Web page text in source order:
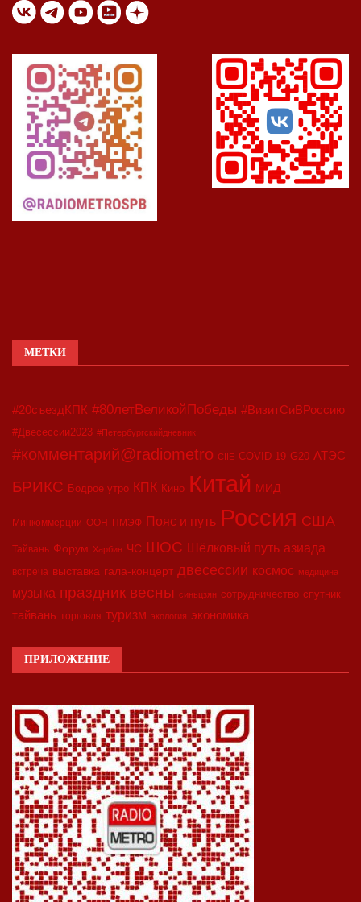
МЕТКИ
#20съездКПК #80летВеликойПобеды #ВизитСиВРоссию
#Двесессии2023 #Петербургскийдневник
#комментарий@radiometro CIIE COVID-19 G20 АТЭС
БРИКС Бодрое утро КПК Кино Китай МИД
Минкоммерции ООН ПМЭФ Пояс и путь Россия США
Тайвань Форум Харбин ЧС ШОС Шёлковый путь азиада
встреча выставка гала-концерт двесессии космос медицина
музыка праздник весны синьцзян сотрудничество спутник
тайвань торговля туризм экология экономика
ПРИЛОЖЕНИЕ